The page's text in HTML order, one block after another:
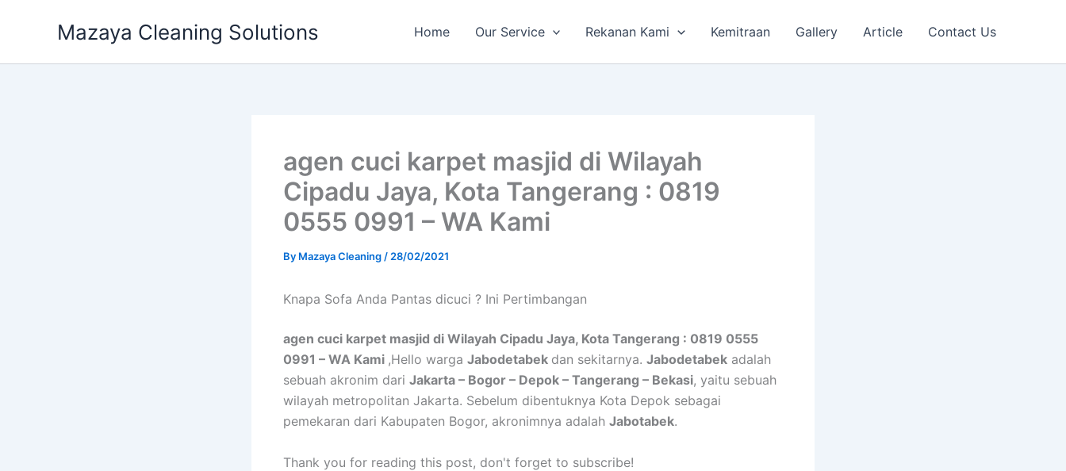
Mazaya Cleaning Solutions Home Our Service Rekanan Kami Kemitraan Gallery Article Contact Us
agen cuci karpet masjid di Wilayah
Cipadu Jaya, Kota Tangerang : 0819
0555 0991 – WA Kami
By Mazaya Cleaning / 28/02/2021
Knapa Sofa Andа Pantas dicuci ? Ini Pertimbangan
agen cuci karpet masjid di Wilayah Cipadu Jaya, Kota Tangerang : 0819 0555
0991 – WA Kami ,Hello warga Jabodetabek dan sekitarnya. Jabodetabek adalah
sebuah akronim dari Jakarta – Bogor – Depok – Tangerang – Bekasi, yaitu sebuah
wilayah metropolitan Jakarta. Sebelum dibentuknya Kota Depok sebagai
pemekaran dari Kabupaten Bogor, akronimnya adalah Jabotabek.
Thank you for reading this post, don't forget to subscribe!